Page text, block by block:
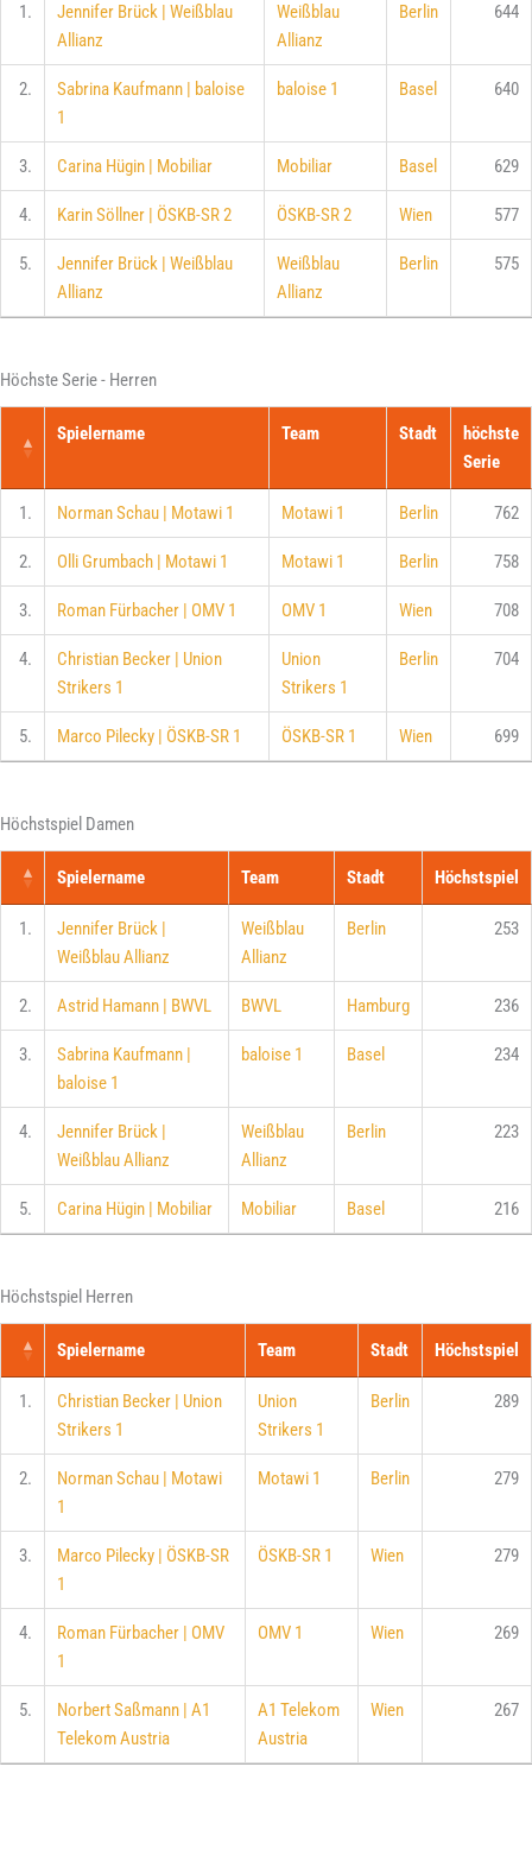
1.
Jennifer Brück | Weißblau
Allianz
Weißblau
Allianz
Berlin 644
2.
Sabrina Kaufmann | baloise
1
baloise 1 Basel 640
3. Carina Hügin | Mobiliar Mobiliar Basel 629
4. Karin Söllner | ÖSKB-SR 2 ÖSKB-SR 2 Wien 577
5.
Jennifer Brück | Weißblau
Allianz
Weißblau
Allianz
Berlin 575
Höchste Serie - Herren
Spielername Team Stadt
höchste
Serie
1. Norman Schau | Motawi 1 Motawi 1 Berlin 762
2. Olli Grumbach | Motawi 1 Motawi 1 Berlin 758
3. Roman Fürbacher | OMV 1 OMV 1 Wien 708
4.
Christian Becker | Union
Strikers 1
Union
Strikers 1
Berlin 704
5. Marco Pilecky | ÖSKB-SR 1 ÖSKB-SR 1 Wien 699
Höchstspiel Damen
Spielername Team Stadt Höchstspiel
1.
Jennifer Brück |
Weißblau Allianz
Weißblau
Allianz
Berlin 253
2. Astrid Hamann | BWVL BWVL Hamburg 236
3.
Sabrina Kaufmann |
baloise 1
baloise 1 Basel 234
4.
Jennifer Brück |
Weißblau Allianz
Weißblau
Allianz
Berlin 223
5. Carina Hügin | Mobiliar Mobiliar Basel 216
Höchstspiel Herren
Spielername Team Stadt Höchstspiel
1.
Christian Becker | Union
Strikers 1
Union
Strikers 1
Berlin 289
2.
Norman Schau | Motawi
1
Motawi 1 Berlin 279
3.
Marco Pilecky | ÖSKB-SR
1
ÖSKB-SR 1 Wien 279
4.
Roman Fürbacher | OMV
1
OMV 1 Wien 269
5.
Norbert Saßmann | A1
Telekom Austria
A1 Telekom
Austria
Wien 267